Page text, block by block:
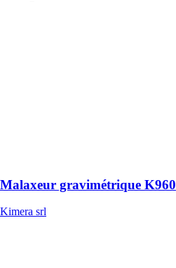
Malaxeur gravimétrique K960
Kimera srl